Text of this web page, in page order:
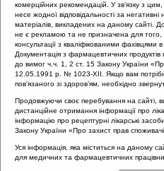
Головна
Проведені заходи
SHDM.info | Хронічний
Хронічний риносинусит з
Хронічний
комерційних рекомендацій. У зв’язку з
несе жодної відповідальності за
матеріалів, викладених на даному сайті.
не є рекламою та не призначена для того,
консультації з кваліфікованими фахівцями
Документація з фармацевтичних
до вимог ч.ч. 1, 2 ст. 15 Закону України
12.05.1991 р. № 1023-XII. Якщо вам
пов’язаного зі здоров’ям, необхідно
Продовжуючи своє перебування на сайті,
дистанційне отримання інформації про
інформацію про рецептурні лікарські
Закону України «Про захист прав
Уся інформація, яка міститься на даному
для медичних та фармацевтичних